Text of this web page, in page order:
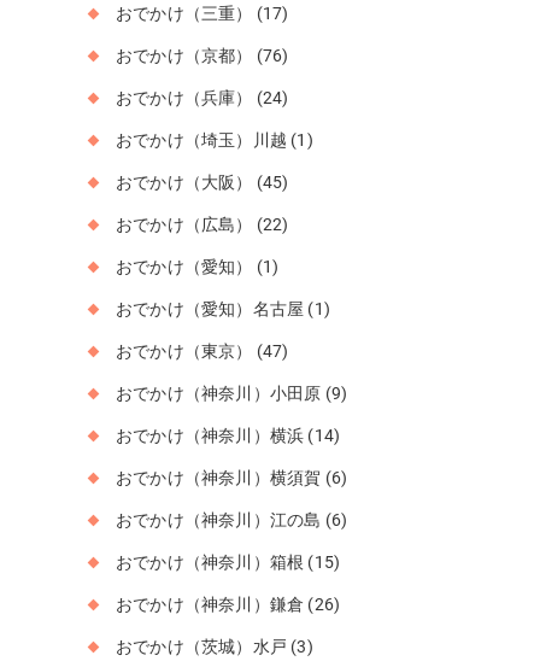
おでかけ（三重） (17)
おでかけ（京都） (76)
おでかけ（兵庫） (24)
おでかけ（埼玉）川越 (1)
おでかけ（大阪） (45)
おでかけ（広島） (22)
おでかけ（愛知） (1)
おでかけ（愛知）名古屋 (1)
おでかけ（東京） (47)
おでかけ（神奈川）小田原 (9)
おでかけ（神奈川）横浜 (14)
おでかけ（神奈川）横須賀 (6)
おでかけ（神奈川）江の島 (6)
おでかけ（神奈川）箱根 (15)
おでかけ（神奈川）鎌倉 (26)
おでかけ（茨城）水戸 (3)